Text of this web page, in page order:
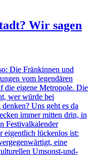
Wir sagen
Die Fränkinnen und
vom legendären
die eigene Metropole. Die
wer würde bei
Uns geht es da
immer mitten drin, in
Festivalkalender
eigentlich lückenlos ist:
eine
Umsonst-und-